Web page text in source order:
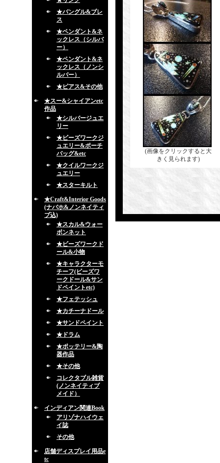
★バングル&ブレ
ス
★ペンダント&ネ
ックレス（シルバ
ー）
★ペンダント&ネ
ックレス（ノンシ
ルバー）
★ピアス&その他
★スー&シャイアンetc
作品
★シルバージュエ
リー
★ビーズワークジ
ュエリー&ポーチ
バッグ&etc
★クイルワークジ
ュエリー
★スターキルト
★Craft&Interior Goods
(ナバホ&ノンネイティ
ブ込)
★スカル&ウォー
ボンネット
★ビーズワークド
ール&小物
★キャラクターモ
チーフ(ビーズワ
ークドール&サン
ドペイントetc)
★フェテッシュ
★カチーナドール
★サンドペイント
★ドラム
★ポッテリー&陶
器作品
★その他
コレクタブル雑貨
(ノンネイティブ
メイド）
インディアン関連Book
アリゾナハイウェ
イ誌
その他
店舗ディスプレイ用品e
tc
(画像をクリックすると大
きく見られます)